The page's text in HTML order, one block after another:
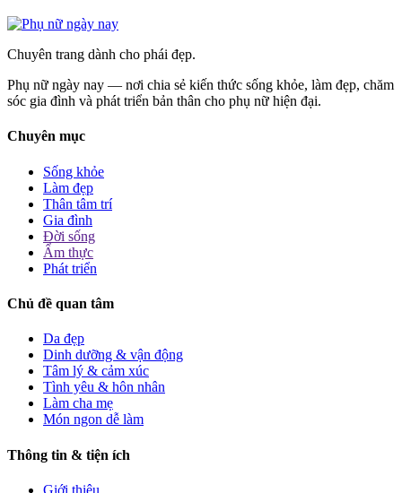
Chuyên trang dành cho phái đẹp.
Phụ nữ ngày nay — nơi chia sẻ kiến thức sống khỏe, làm đẹp, chăm
sóc gia đình và phát triển bản thân cho phụ nữ hiện đại.
Chuyên mục
Sống khỏe
Làm đẹp
Thân tâm trí
Gia đình
Đời sống
Ẩm thực
Phát triển
Chủ đề quan tâm
Da đẹp
Dinh dưỡng & vận động
Tâm lý & cảm xúc
Tình yêu & hôn nhân
Làm cha mẹ
Món ngon dễ làm
Thông tin & tiện ích
Giới thiệu